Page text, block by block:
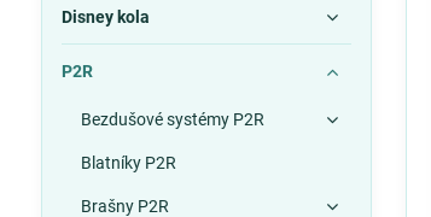
Disney kola
P2R
Bezdušové systémy P2R
Blatníky P2R
Brašny P2R